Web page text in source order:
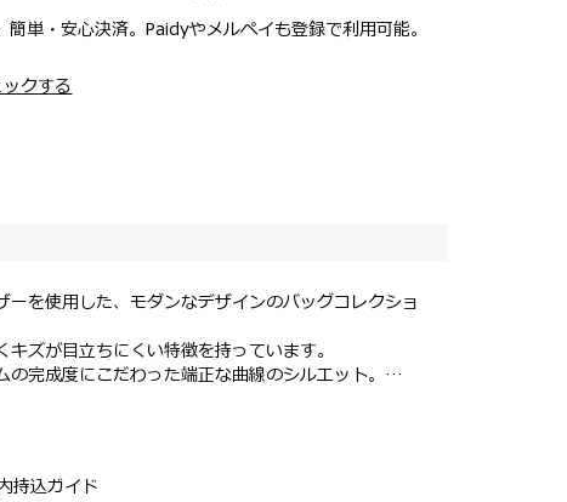
単・安心決済。Paidyやメルペイも登録で利用可能。
クする
ーを使用した、モダンなデザインのバッグコレクショ
キズが目立ちにくい特徴を持っています。
の完成度にこだわった端正な曲線のシルエット。
ー引手など、丸みを帯びた形状で統一され、シンプル
グ。
持込ガイド